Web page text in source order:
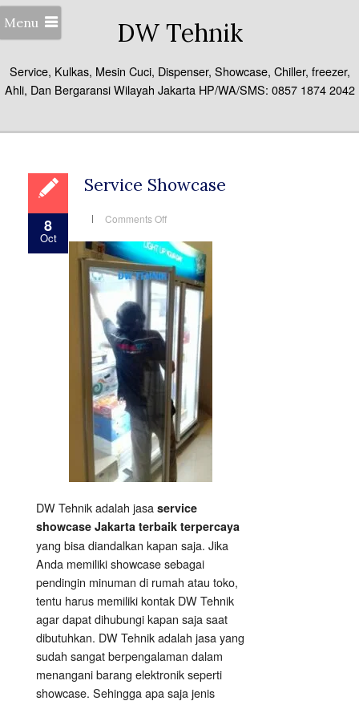
Menu DW Tehnik
Service, Kulkas, Mesin Cuci, Dispenser, Showcase, Chiller, freezer,
Ahli, Dan Bergaransi Wilayah Jakarta HP/WA/SMS: 0857 1874 2042
8
Oct
Service Showcase
Comments Offon
DW Tehnik adalah jasa service
showcase Jakarta terbaik terpercaya
yang bisa diandalkan kapan saja. Jika
Anda memiliki showcase sebagai
pendingin minuman di rumah atau toko,
tentu harus memiliki kontak DW Tehnik
agar dapat dihubungi kapan saja saat
dibutuhkan. DW Tehnik adalah jasa yang
sudah sangat berpengalaman dalam
menangani barang elektronik seperti
showcase. Sehingga apa saja jenis